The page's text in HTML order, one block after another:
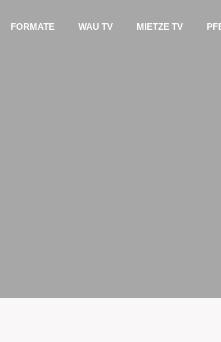
FORMATE WAU TV MIETZE TV